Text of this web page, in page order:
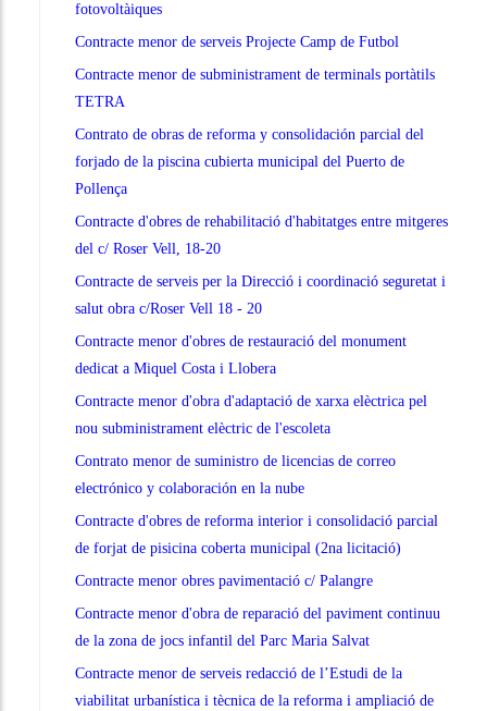
fotovoltàiques
Contracte menor de serveis Projecte Camp de Futbol
Contracte menor de subministrament de terminals portàtils
TETRA
Contrato de obras de reforma y consolidación parcial del
forjado de la piscina cubierta municipal del Puerto de
Pollença
Contracte d'obres de rehabilitació d'habitatges entre mitgeres
del c/ Roser Vell, 18-20
Contracte de serveis per la Direcció i coordinació seguretat i
salut obra c/Roser Vell 18 - 20
Contracte menor d'obres de restauració del monument
dedicat a Miquel Costa i Llobera
Contracte menor d'obra d'adaptació de xarxa elèctrica pel
nou subministrament elèctric de l'escoleta
Contrato menor de suministro de licencias de correo
electrónico y colaboración en la nube
Contracte d'obres de reforma interior i consolidació parcial
de forjat de pisicina coberta municipal (2na licitació)
Contracte menor obres pavimentació c/ Palangre
Contracte menor d'obra de reparació del paviment continuu
de la zona de jocs infantil del Parc Maria Salvat
Contracte menor de serveis redacció de l’Estudi de la
viabilitat urbanística i tècnica de la reforma i ampliació de